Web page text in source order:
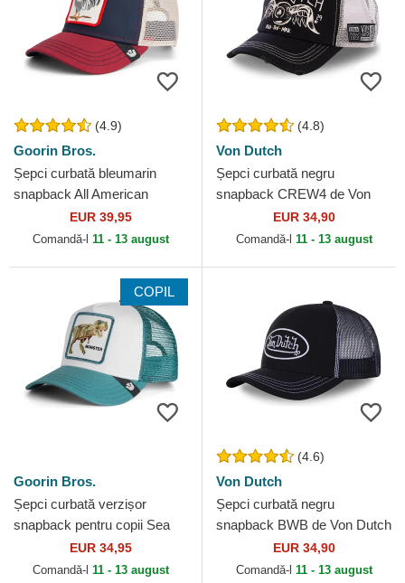
(4.9)
Goorin Bros.
Șepci curbată bleumarin
snapback All American
Rooster The Farm Goorin
Bros.
EUR 39,95
Comandă-l 11 - 13 august
(4.8)
Von Dutch
Șepci curbată negru
snapback CREW4 de Von
EUR 34,90
Comandă-l 11 - 13 august
COPIL
Goorin Bros.
Șepci curbată verzișor
snapback pentru copii Sea
Monster The Farm Goorin
Bros.
EUR 34,95
Comandă-l 11 - 13 august
(4.6)
Von Dutch
Șepci curbată negru
snapback BWB de Von Dutch
EUR 34,90
Comandă-l 11 - 13 august